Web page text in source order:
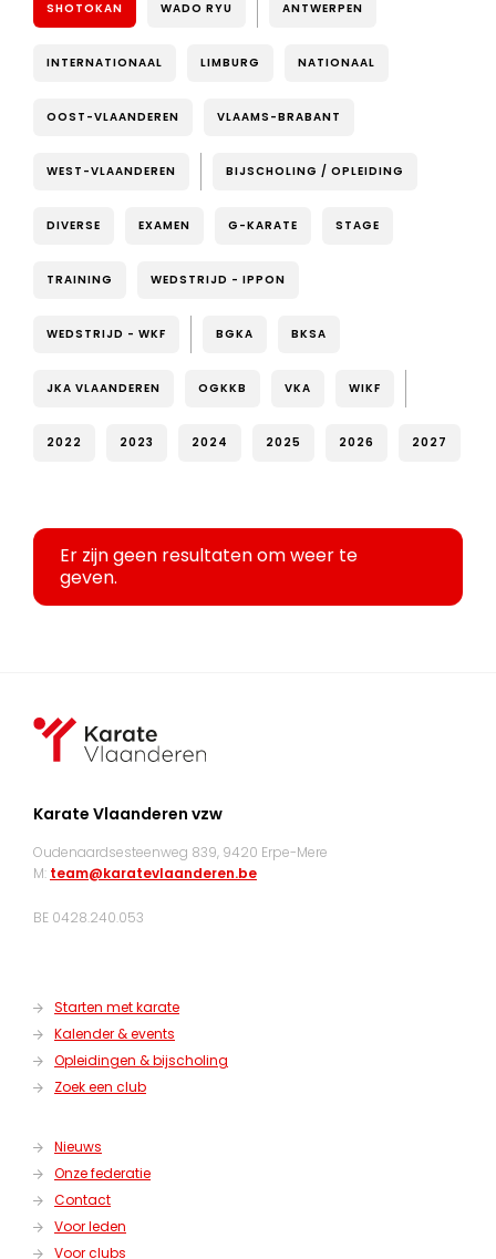
SHOTOKAN WADO RYU ANTWERPEN
INTERNATIONAAL LIMBURG NATIONAAL
OOST-VLAANDEREN VLAAMS-BRABANT
WEST-VLAANDEREN BIJSCHOLING / OPLEIDING
DIVERSE EXAMEN G-KARATE STAGE
TRAINING WEDSTRIJD - IPPON
WEDSTRIJD - WKF BGKA BKSA
JKA VLAANDEREN OGKKB VKA WIKF
2022 2023 2024 2025 2026 2027
Er zijn geen resultaten om weer te
geven.
Karate Vlaanderen vzw
Oudenaardsesteenweg 839, 9420 Erpe-Mere
M: team@karatevlaanderen.be
BE 0428.240.053
Starten met karate
Kalender & events
Opleidingen & bijscholing
Zoek een club
Nieuws
Onze federatie
Contact
Voor leden
Voor clubs